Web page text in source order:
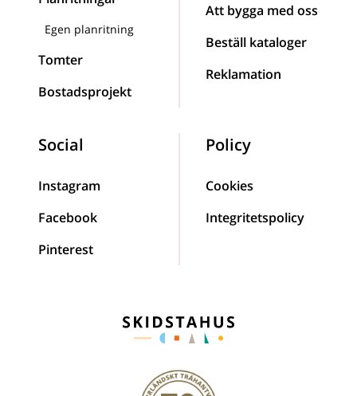
Egen planritning
Tomter
Bostadsprojekt
Att bygga med oss
Beställ kataloger
Reklamation
Social
Instagram
Facebook
Pinterest
Policy
Cookies
Integritetspolicy